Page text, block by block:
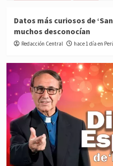
Datos más curiosos de
muchos desconocían
Redacción Central hace 1 día en